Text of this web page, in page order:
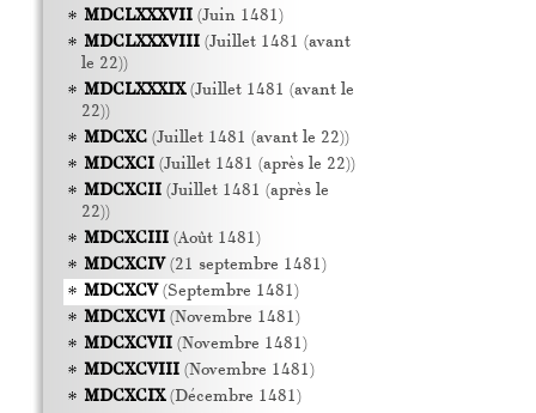
MDCLXXXVII(Juin 1481)
MDCLXXXVIII(Juillet 1481 (avant
le 22))
MDCLXXXIX(Juillet 1481 (avant le
22))
MDCXC(Juillet 1481 (avant le 22))
MDCXCI(Juillet 1481 (après le 22))
MDCXCII(Juillet 1481 (après le
22))
MDCXCIII(Août 1481)
MDCXCIV(21 septembre 1481)
MDCXCV(Septembre 1481)
MDCXCVI(Novembre 1481)
MDCXCVII(Novembre 1481)
MDCXCVIII(Novembre 1481)
MDCXCIX(Décembre 1481)